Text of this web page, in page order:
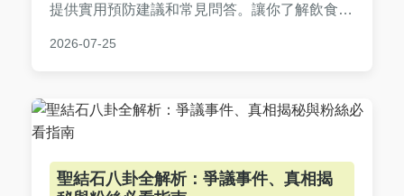
提供實用預防建議和常見問答。讓你了解飲食搭
2026-07-25
聖結石八卦全解析：爭議事件、真相揭